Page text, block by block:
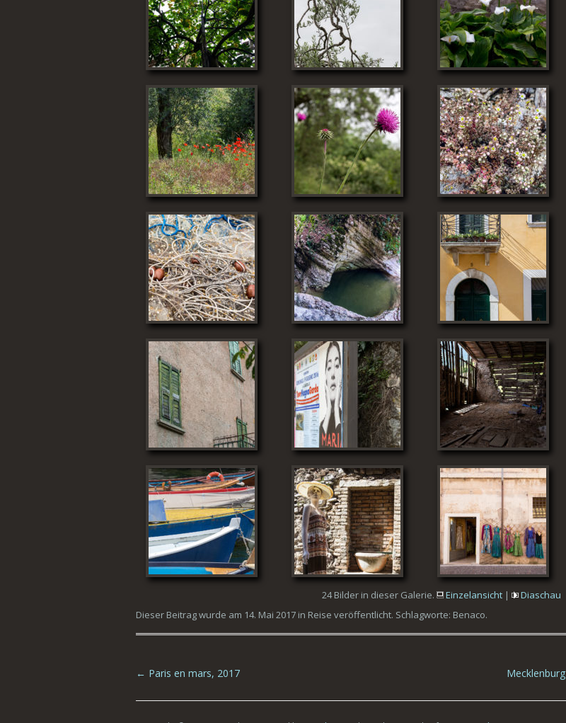
24 Bilder in dieser Galerie. Einzelansicht|
Diaschau
Dieser Beitrag wurde am 14. Mai 2017 in Reise veröffentlicht. Schlagworte: Benaco.
Beitrags-Navigation
← Paris en mars, 2017 Mecklenburg